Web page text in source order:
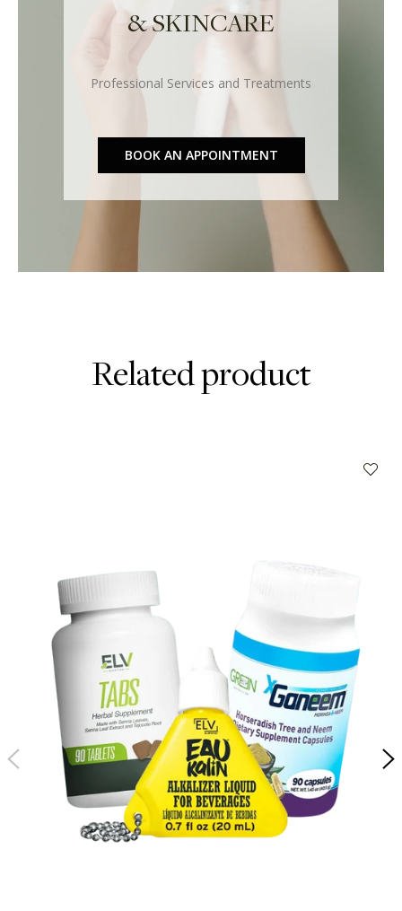
& SKINCARE
Professional Services and Treatments
BOOK AN APPOINTMENT
Related product